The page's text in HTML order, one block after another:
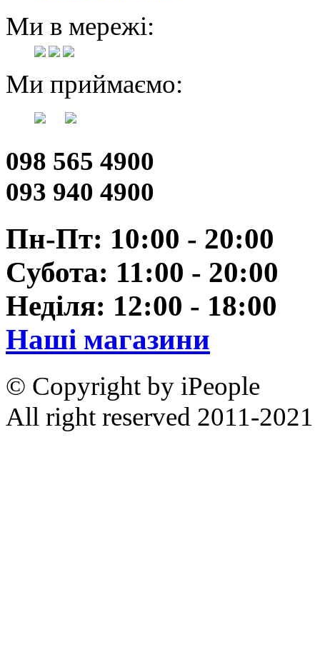
Ми в мережі:
Ми приймаємо:
098 565 4900
093 940 4900
Пн-Пт: 10:00 - 20:00
Субота: 11:00 - 20:00
Неділя: 12:00 - 18:00
Наші магазини
© Copyright by iPeople
All right reserved 2011-2021